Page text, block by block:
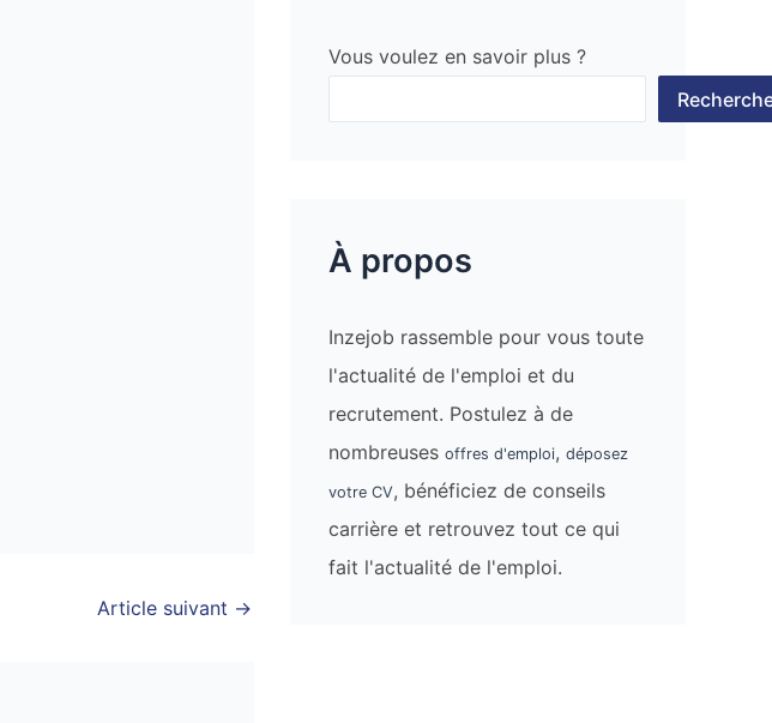
Article suivant →
Vous voulez en savoir plus ?
À propos
Inzejob rassemble pour vous toute
l'actualité de l'emploi et du
recrutement. Postulez à de
nombreuses offres d'emploi, déposez
votre CV, bénéficiez de conseils
carrière et retrouvez tout ce qui
fait l'actualité de l'emploi.